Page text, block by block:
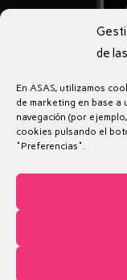
de
En ASAS, utilizamos
de marketing en base
navegación (por
cookies pulsando el
"Preferencias".Aviso